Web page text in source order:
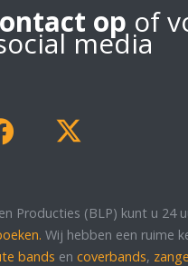
op of
media
Producties (BLP) kunt u 24
Wij hebben een ruime
bands en coverbands,